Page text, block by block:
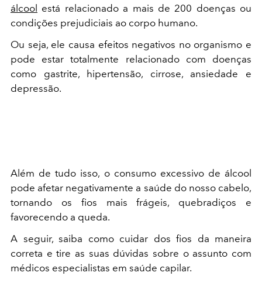
álcool está relacionado a mais de 200 doenças ou
condições prejudiciais ao corpo humano.
Ou seja, ele causa efeitos negativos no organismo e
pode estar totalmente relacionado com doenças
como gastrite, hipertensão, cirrose, ansiedade e
depressão.
Além de tudo isso, o consumo excessivo de álcool
pode afetar negativamente a saúde do nosso cabelo,
tornando os fios mais frágeis, quebradiços e
favorecendo a queda.
A seguir, saiba como cuidar dos fios da maneira
correta e tire as suas dúvidas sobre o assunto com
médicos especialistas em saúde capilar.